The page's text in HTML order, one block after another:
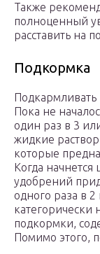
Также
полноценный
расставить на
Подкормка
Подкармливать
Пока не
один раз в 3
жидкие
которые
Когда начнется
удобрений
одного раза в
категорически
подкормки,
Помимо этого,